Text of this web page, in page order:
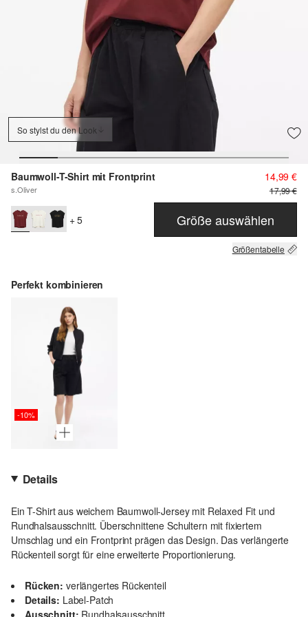
So stylst du den Look
Baumwoll-T-Shirt mit Frontprint
s.Oliver
14,99 €
17,99 €
+ 5 Größe auswählen
Größentabelle
Perfekt kombinieren
-10%
Details
Ein T-Shirt aus weichem Baumwoll-Jersey mit Relaxed Fit und
Rundhalsausschnitt. Überschnittene Schultern mit fixiertem
Umschlag und ein Frontprint prägen das Design. Das verlängerte
Rückenteil sorgt für eine erweiterte Proportionierung.
Rücken: verlängertes Rückenteil
Details: Label-Patch
Ausschnitt: Rundhalsausschnitt